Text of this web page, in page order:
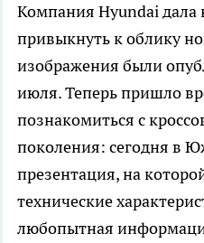
Компания Hyundai дала
привыкнуть к облику
изображения были
июля. Теперь пришло
познакомиться с
поколения: сегодня в
презентация, на
технические
любопытная